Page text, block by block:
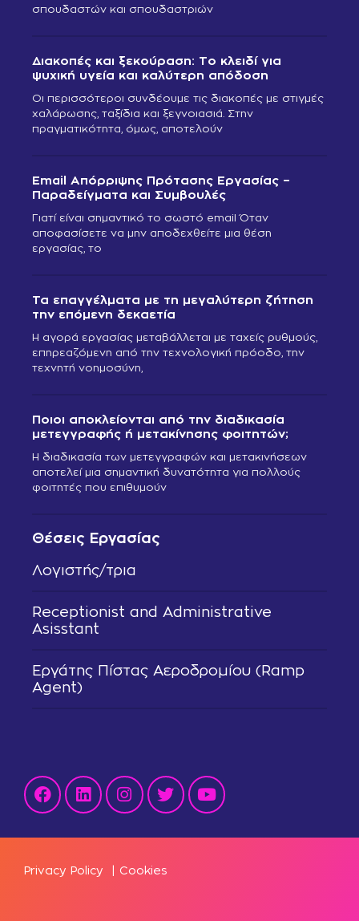
Θέσεις Εργασίας
Λογιστής/τρια
Receptionist and Administrative
Asisstant
Εργάτης Πίστας Αεροδρομίου (Ramp
Agent)
σπουδαστών και σπουδαστριών
Διακοπές και ξεκούραση: Το κλειδί για
ψυχική υγεία και καλύτερη απόδοση
Οι περισσότεροι συνδέουμε τις διακοπές με στιγμές
χαλάρωσης, ταξίδια και ξεγνοιασιά. Στην
πραγματικότητα, όμως, αποτελούν
Email Απόρριψης Πρότασης Εργασίας –
Παραδείγματα και Συμβουλές
Γιατί είναι σημαντικό το σωστό email Όταν
αποφασίσετε να μην αποδεχθείτε μια θέση
εργασίας, το
Τα επαγγέλματα με τη μεγαλύτερη ζήτηση
την επόμενη δεκαετία
Η αγορά εργασίας μεταβάλλεται με ταχείς ρυθμούς,
επηρεαζόμενη από την τεχνολογική πρόοδο, την
τεχνητή νοημοσύνη,
Ποιοι αποκλείονται από την διαδικασία
μετεγγραφής ή μετακίνησης φοιτητών;
Η διαδικασία των μετεγγραφών και μετακινήσεων
αποτελεί μια σημαντική δυνατότητα για πολλούς
φοιτητές που επιθυμούν
Privacy Policy | Cookies